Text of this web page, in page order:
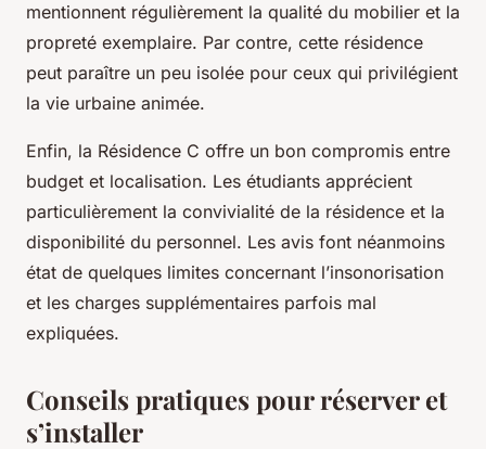
mentionnent régulièrement la qualité du mobilier et la
propreté exemplaire. Par contre, cette résidence
peut paraître un peu isolée pour ceux qui privilégient
la vie urbaine animée.
Enfin, la Résidence C offre un bon compromis entre
budget et localisation. Les étudiants apprécient
particulièrement la convivialité de la résidence et la
disponibilité du personnel. Les avis font néanmoins
état de quelques limites concernant l’insonorisation
et les charges supplémentaires parfois mal
expliquées.
Conseils pratiques pour réserver et
s’installer